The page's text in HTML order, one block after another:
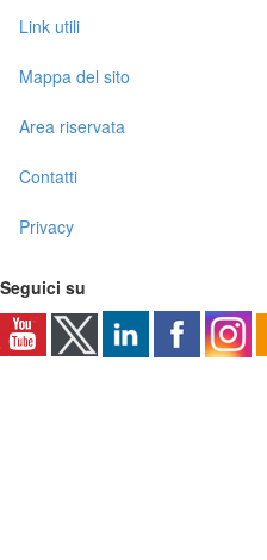
Link utili
Mappa del sito
Area riservata
Contatti
Privacy
Seguici su